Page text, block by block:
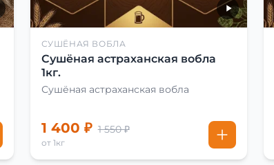
СУШЁНАЯ ВОБЛА
Сушёная астраханская вобла
1кг.
Сушёная астраханская вобла
1 400 ₽ 1 550 ₽
от 1кг